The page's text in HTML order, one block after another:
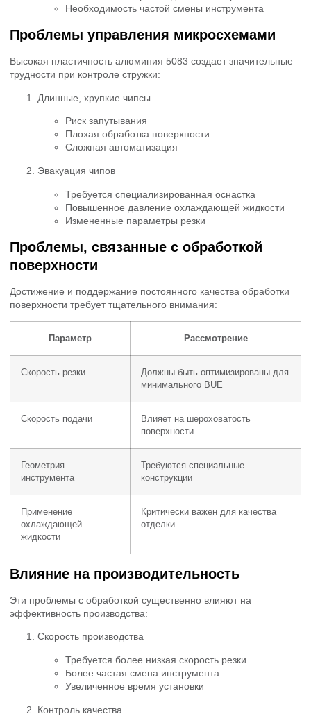
Необходимость частой смены инструмента
Проблемы управления микросхемами
Высокая пластичность алюминия 5083 создает значительные
трудности при контроле стружки:
Длинные, хрупкие чипсы
Риск запутывания
Плохая обработка поверхности
Сложная автоматизация
Эвакуация чипов
Требуется специализированная оснастка
Повышенное давление охлаждающей жидкости
Измененные параметры резки
Проблемы, связанные с обработкой
поверхности
Достижение и поддержание постоянного качества обработки
поверхности требует тщательного внимания:
Параметр Рассмотрение
Скорость резки
Должны быть оптимизированы для
минимального BUE
Скорость подачи
Влияет на шероховатость
поверхности
Геометрия
инструмента
Требуются специальные
конструкции
Применение
охлаждающей
жидкости
Критически важен для качества
отделки
Влияние на производительность
Эти проблемы с обработкой существенно влияют на
эффективность производства:
Скорость производства
Требуется более низкая скорость резки
Более частая смена инструмента
Увеличенное время установки
Контроль качества